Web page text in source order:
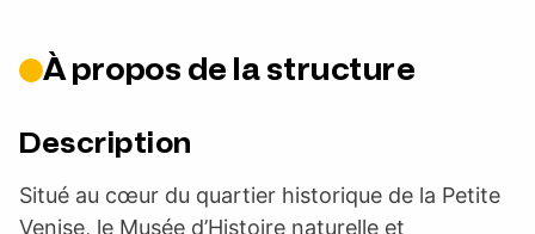
À propos de la structure
Description
Situé au cœur du quartier historique de la Petite
Venise, le Musée d’Histoire naturelle et